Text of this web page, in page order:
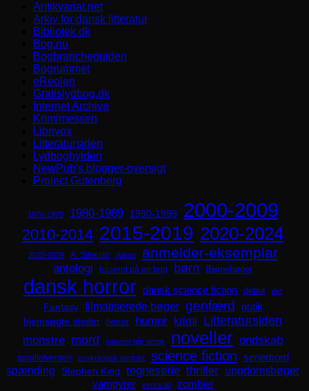
Antikvariat.net
Arkiv for dansk litteratur
Bibliotek.dk
Bog.nu
Bogbrancheguiden
Bogrummet
eReolen
Gratislydbog.dk
Internet Archive
Krimimessen
Librivox
Litteratursiden
Lydboghylden
NewPub's blogger-oversigt
Project Gutenberg
1970-1979 1980-1989 1990-1999 2000-2009
2010-2014 2015-2019 2020-2024
2025-2029 A. Silvestri Aliens anmelder-eksemplar
antologi baseret på en bog børn Børnebøger
dansk horror dansk science fiction debut dyr
Fantasy filmatiserede bøger genfærd
gotik
hjemsøgte steder
horror humor krimi Litteratursiden
monstre mord naturen går amok noveller ondskab
parallelverden psykologisk portræt science fiction seriemord
spænding Stephen King tegneserie thriller ungdomsbøger
vampyrer venskab
zombier